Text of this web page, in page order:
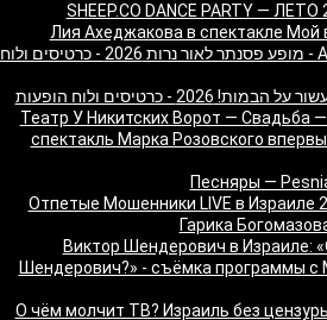
SHEEP.CO DANCE PARTY — ЛЕТО
Лия Ахеджакова в спектакле Мой
משופן ועד AC/DC - מופע פסנתר לאור נרות 2026 - כרטיסים ולוח
2026 - כרטיסים ולוח הופעות
"Театр У Никитских Ворот — Свадьба
спектакль Марка Розовского
Отпетые Мошенники LIVE в Израиле
Гарика
Виктор Шендерович в Израиле:
Шендерович?» - съёмка программы с
«О чём молчит ТВ? Израиль без